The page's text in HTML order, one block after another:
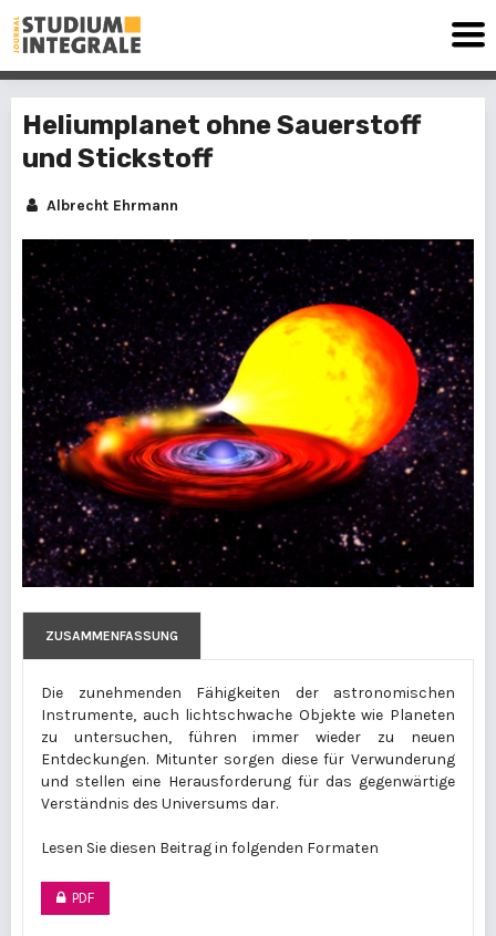
Heliumplanet ohne Sauerstoff
und Stickstoff
Albrecht Ehrmann
ZUSAMMENFASSUNG
Die zunehmenden Fähigkeiten der astronomischen
Instrumente, auch lichtschwache Objekte wie Planeten
zu untersuchen, führen immer wieder zu neuen
Entdeckungen. Mitunter sorgen diese für Verwunderung
und stellen eine Herausforderung für das gegenwärtige
Verständnis des Universums dar.
Lesen Sie diesen Beitrag in folgenden Formaten
PDF